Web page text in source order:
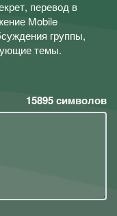
перевод в
Mobile
группы,
темы.
15895символов